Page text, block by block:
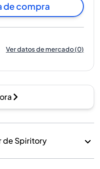
de compra
Ver datos de mercado(0)
de Spiritory